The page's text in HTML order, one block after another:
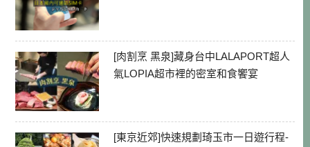
[肉割烹 黑泉]藏身台中LALAPORT超人
氣LOPIA超市裡的密室和食饗宴
[東京近郊]快速規劃琦玉市一日遊行程-